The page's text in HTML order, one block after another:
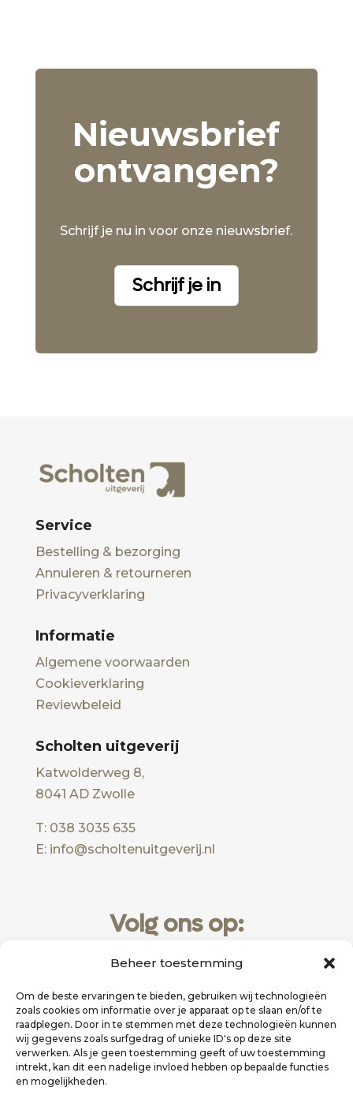
Beheer toestemming
Om de beste ervaringen te bieden, gebruiken wij technologieën
zoals cookies om informatie over je apparaat op te slaan en/of te
raadplegen. Door in te stemmen met deze technologieën kunnen
wij gegevens zoals surfgedrag of unieke ID's op deze site
verwerken. Als je geen toestemming geeft of uw toestemming
intrekt, kan dit een nadelige invloed hebben op bepaalde functies
en mogelijkheden.
Nieuwsbrief
ontvangen?
Schrijf je nu in voor onze nieuwsbrief.
Schrijf je in
Service
Bestelling & bezorging
Annuleren & retourneren
Privacyverklaring
Informatie
Algemene voorwaarden
Cookieverklaring
Reviewbeleid
Scholten uitgeverij
Katwolderweg 8,
8041 AD Zwolle
T: 038 3035 635
E: info@scholtenuitgeverij.nl
Volg ons op: